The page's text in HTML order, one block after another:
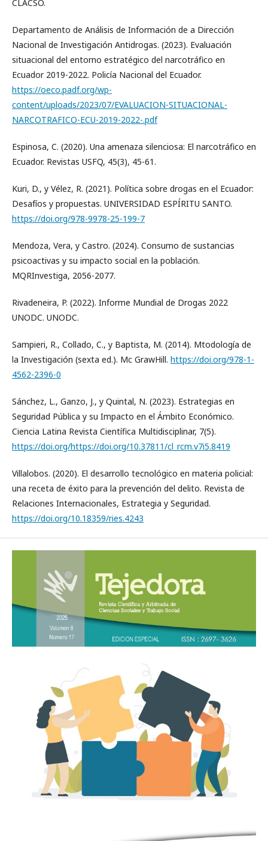
CLACSO.
Departamento de Análisis de Información de a Dirección
Nacional de Investigación Antidrogas. (2023). Evaluación
situacional del entorno estratégico del narcotráfico en
Ecuador 2019-2022. Policía Nacional del Ecuador.
https://oeco.padf.org/wp-
content/uploads/2023/07/EVALUACION-SITUACIONAL-
NARCOTRAFICO-ECU-2019-2022-.pdf
Espinosa, C. (2020). Una amenaza silenciosa: El narcotráfico en
Ecuador. Revistas USFQ, 45(3), 45-61.
Kuri, D., y Vélez, R. (2021). Política sobre drogas en el Ecuador:
Desafíos y propuestas. UNIVERSIDAD ESPÍRITU SANTO.
https://doi.org/978-9978-25-199-7
Mendoza, Vera, y Castro. (2024). Consumo de sustancias
psicoactivas y su impacto social en la población.
MQRInvestiga, 2056-2077.
Rivadeneira, P. (2022). Informe Mundial de Drogas 2022
UNODC. UNODC.
Sampieri, R., Collado, C., y Baptista, M. (2014). Mtodología de
la Investigación (sexta ed.). Mc GrawHill. https://doi.org/978-1-
4562-2396-0
Sánchez, L., Ganzo, J., y Quintal, N. (2023). Estrategias en
Seguridad Pública y su Impacto en el Ámbito Económico.
Ciencia Latina Revista Científica Multidisciplinar, 7(5).
https://doi.org/https://doi.org/10.37811/cl_rcm.v7i5.8419
Villalobos. (2020). El desarrollo tecnológico en materia policial:
una receta de éxito para la prevención del delito. Revista de
Relaciones Internacionales, Estrategia y Seguridad.
https://doi.org/10.18359/ries.4243